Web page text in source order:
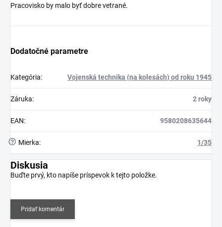
Pracovisko by malo byť dobre vetrané.
Dodatočné parametre
Kategória: Vojenská technika (na kolesách) od roku 1945
Záruka: 2 roky
EAN: 9580208635644
? Mierka: 1/35
Diskusia
Buďte prvý, kto napíše príspevok k tejto položke.
Pridať komentár